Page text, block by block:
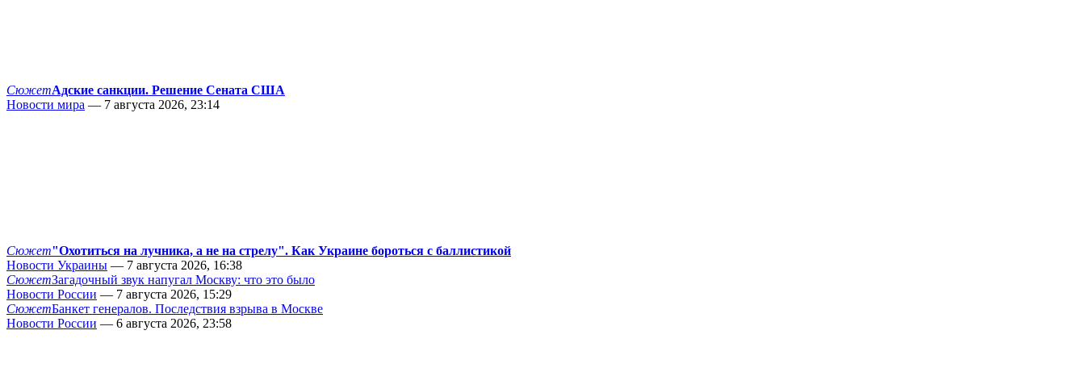
СюжетАдские санкции. Решение Сената США
Новости мира — 7 августа 2026, 23:14
Сюжет"Охотиться на лучника, а не на стрелу". Как Украине бороться с баллистикой
Новости Украины — 7 августа 2026, 16:38
СюжетЗагадочный звук напугал Москву: что это было
Новости России — 7 августа 2026, 15:29
СюжетБанкет генералов. Последствия взрыва в Москве
Новости России — 6 августа 2026, 23:58